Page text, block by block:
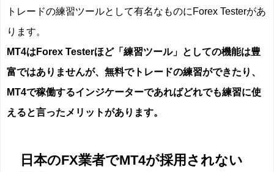
トレードの練習ツールとして有名なものにForex Testerがあ
ります。
MT4はForex Testerほど「練習ツール」としての機能は豊
富ではありませんが、無料でトレードの練習ができたり、
MT4で稼働するインジケーターであればどれでも練習に使
えると言ったメリットがあります。
日本のFX業者でMT4が採用されない